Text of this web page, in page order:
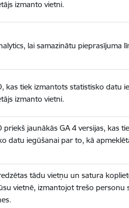
izmanto vietni.
lai samazinātu pieprasījuma
kas tiek izmantots statistisko datu
izmanto vietni.
priekš jaunākās GA 4 versijas, kas
datu iegūšanai par to, kā
tādu vietņu un satura
vietnē, izmantojot trešo personu